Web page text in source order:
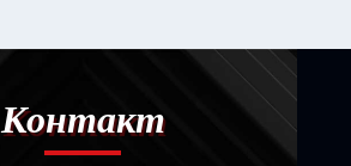
Контакт